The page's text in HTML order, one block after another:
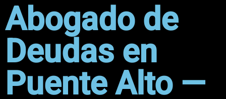
Abogado de
Deudas en
Puente Alto —